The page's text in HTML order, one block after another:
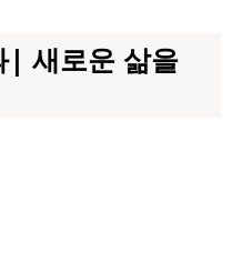
| 새로운 삶을